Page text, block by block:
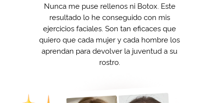
Nunca me puse rellenos ni Botox. Este
resultado lo he conseguido con mis
ejercicios faciales. Son tan eficaces que
quiero que cada mujer y cada hombre los
aprendan para devolver la juventud a su
rostro.